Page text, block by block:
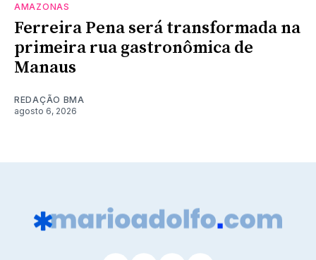
AMAZONAS
Ferreira Pena será transformada na
primeira rua gastronômica de
Manaus
REDAÇÃO BMA
agosto 6, 2026